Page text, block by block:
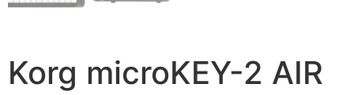
Korg microKEY-2 AIR